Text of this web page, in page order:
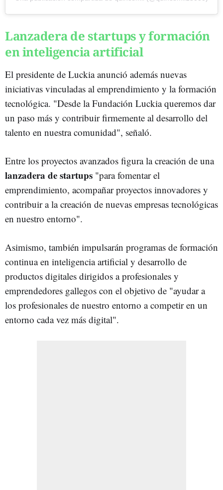
Lanzadera de startups y formación
en inteligencia artificial
El presidente de Luckia anunció además nuevas
iniciativas vinculadas al emprendimiento y la formación
tecnológica. "Desde la Fundación Luckia queremos dar
un paso más y contribuir firmemente al desarrollo del
talento en nuestra comunidad", señaló.
Entre los proyectos avanzados figura la creación de una
lanzadera de startups "para fomentar el
emprendimiento, acompañar proyectos innovadores y
contribuir a la creación de nuevas empresas tecnológicas
en nuestro entorno".
Asimismo, también impulsarán programas de formación
continua en inteligencia artificial y desarrollo de
productos digitales dirigidos a profesionales y
emprendedores gallegos con el objetivo de "ayudar a
los profesionales de nuestro entorno a competir en un
entorno cada vez más digital".